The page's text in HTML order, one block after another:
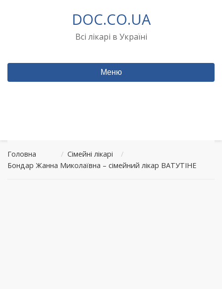
DOC.CO.UA
Всі лікарі в Україні
Меню
Головна / Сімейні лікарі
/
Бондар Жанна Миколаївна – сімейний лікар ВАТУТІНЕ